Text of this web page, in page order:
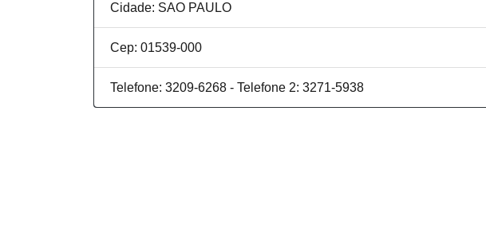
Cidade: SAO PAULO
Cep: 01539-000
Telefone: 3209-6268 - Telefone 2: 3271-5938